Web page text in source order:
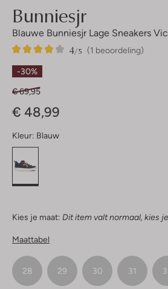
Bunniesjr
Blauwe Bunniesjr Lage Sneakers
(1 beoordeling)
4/5
1
4
Sterren
-30%
€ 69,95
€ 48,99
Kleur: Blauw
Kies je maat: Dit item valt normaal, kies
Maattabel
28 29 30 31